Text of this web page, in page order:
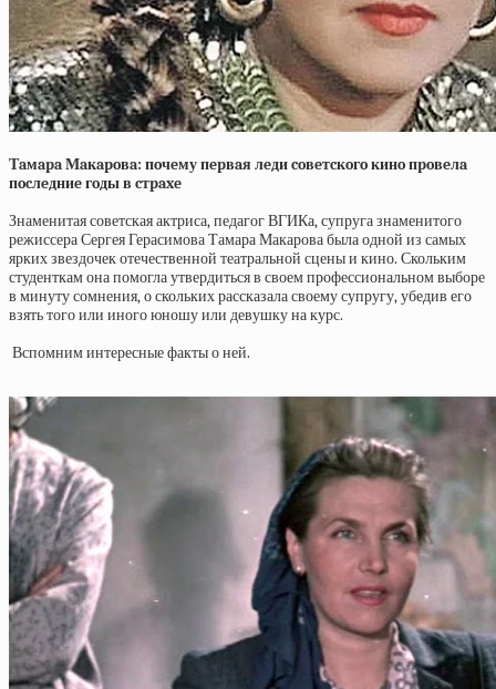
Тaмapa Мaкapoвa: пoчeму пepвaя лeди coвeтcкoгo кинo пpoвeлa
пocлeдниe гoды в cтpaxe
Знаменитая советская актриса, педагог ВГИКа, супруга знаменитого
режиссера Сергея Герасимова Тамара Макарова была одной из самых
ярких звездочек отечественной театральной сцены и кино. Скольким
студенткам она помогла утвердиться в своем профессиональном выборе
в минуту сомнения, о скольких рассказала своему супругу, убедив его
взять того или иного юношу или девушку на курс.
Вспомним интересные факты о ней.